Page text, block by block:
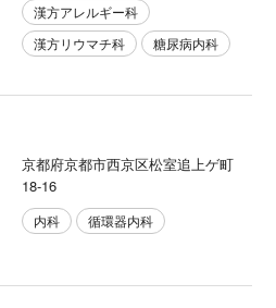
漢方アレルギー科
漢方リウマチ科
糖尿病内科
京都府京都市西京区松室追上ゲ町
18-16
内科 循環器内科